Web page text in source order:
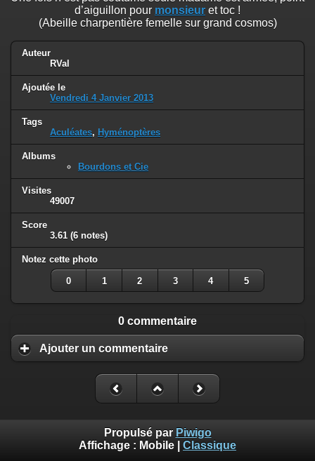
d’aiguillon pour monsieur et toc !
(Abeille charpentière femelle sur grand cosmos)
Auteur
RVal
Ajoutée le
Vendredi 4 Janvier 2013
Tags
Aculéates, Hyménoptères
Albums
Bourdons et Cie
Visites
49007
Score
3.61 (6 notes)
Notez cette photo
0 1 2 3 4 5
0 commentaire
Ajouter un commentaire
Propulsé par Piwigo
Affichage : Mobile Classique